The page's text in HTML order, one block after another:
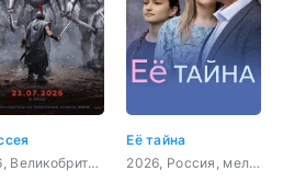
2026, Великобритания, США, фэнтези, боевик, приключения
Её тайна
2026, Россия, мелодрама